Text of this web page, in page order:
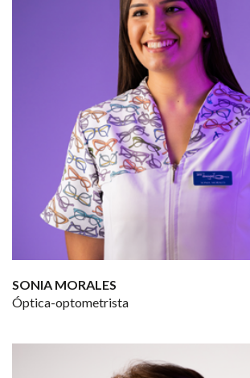
SONIA MORALES
Óptica-optometrista